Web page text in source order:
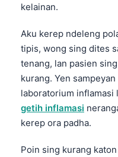
kelainan.
Aku kerep ndeleng
tipis, wong sing dites
tenang, lan pasien
kurang. Yen
laboratorium inflamasi
getih inflamasi
kerep ora padha.
Poin sing kurang